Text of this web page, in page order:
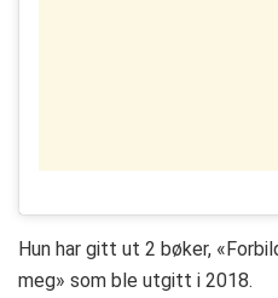
Hun har gitt ut 2 bøker,
meg» som ble utgitt i 2018.